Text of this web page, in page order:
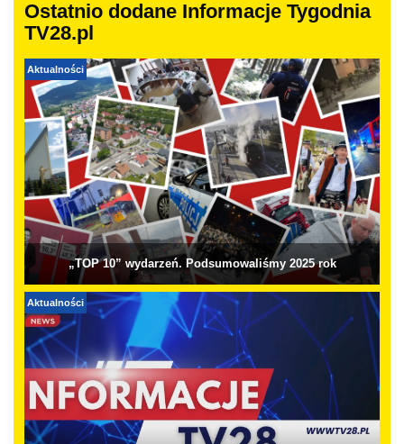
Ostatnio dodane Informacje Tygodnia
TV28.pl
Aktualności
„TOP 10” wydarzeń. Podsumowaliśmy 2025 rok
Aktualności